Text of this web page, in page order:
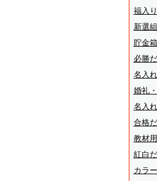
福入
新選
貯金
必勝
名入
婚礼
名入
合格
教材
紅白
カラ